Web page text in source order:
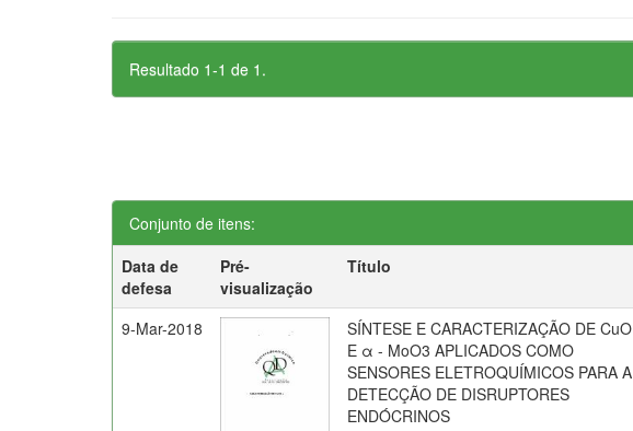
Resultado 1-1 de 1.
Conjunto de itens:
Data de
defesa
Pré-
visualização
Título
9-Mar-2018
SÍNTESE E CARACTERIZAÇÃO DE CuO
E α - MoO3 APLICADOS COMO
SENSORES ELETROQUÍMICOS PARA A
DETECÇÃO DE DISRUPTORES
ENDÓCRINOS